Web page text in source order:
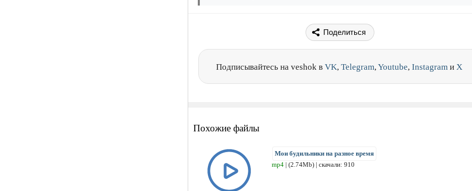
Поделиться
Подписывайтесь на veshok в VK, Telegram,Youtube, Instagram и X
Похожие файлы
Мои будильники на разное время
mp4 | (2.74Mb) | скачали: 910